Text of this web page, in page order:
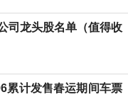
司龙头股名单（值得收
累计发售春运期间车票